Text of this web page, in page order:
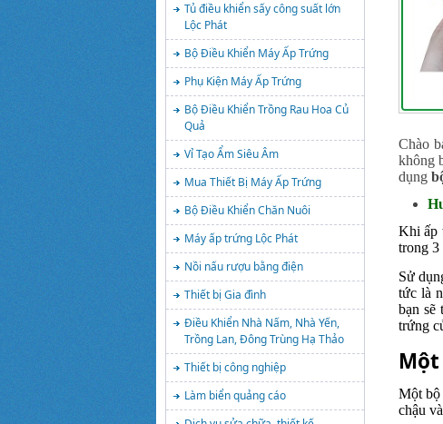
Chào
không
dụng
Khi ấp
trong 3
Sử
tức là
bạn sẽ
trứng
Một bộ
chậu
Tủ điều khiển sấy công suất lớn
Lộc Phát
Bộ Điều Khiển Máy Ấp Trứng
Phụ Kiện Máy Ấp Trứng
Bộ Điều Khiển Trồng Rau Hoa Củ
Quả
Vỉ Tạo Ẩm Siêu Âm
Mua Thiết Bị Máy Ấp Trứng
Bộ Điều Khiển Chăn Nuôi
Máy ấp trứng Lộc Phát
Nồi nấu rượu bằng điện
Thiết bị Gia đình
Điều Khiển Nhà Nấm, Nhà Yến,
Trồng Lan, Đông Trùng Hạ Thảo
Thiết bị công nghiệp
Làm biển quảng cáo